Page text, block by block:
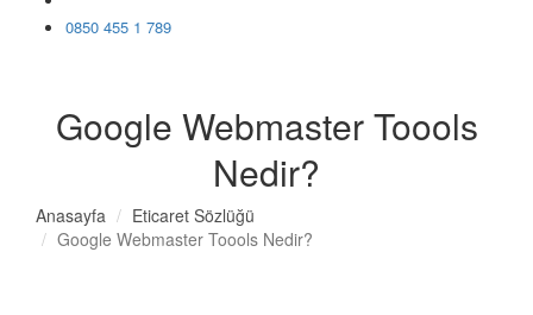
0850 455 1 789
Google Webmaster Toools
Nedir?
Anasayfa
Eticaret Sözlüğü
Google Webmaster Toools Nedir?